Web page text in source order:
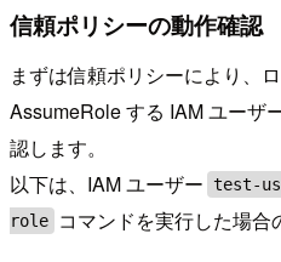
信頼ポリシーの動作確認
まずは信頼ポリシーにより、
AssumeRole する IAM ユーザ
認します。
以下は、IAM ユーザー test-
role
コマンドを実行した場合